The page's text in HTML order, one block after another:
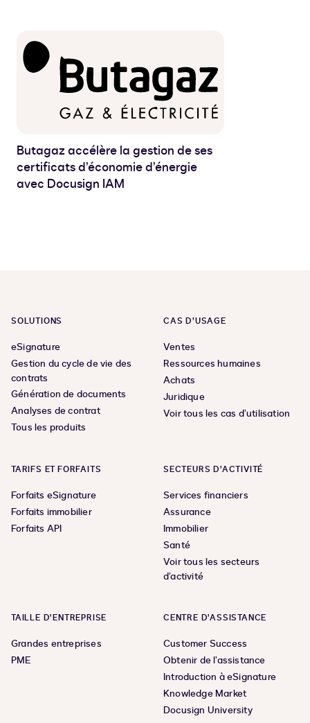
Butagaz accélère la gestion de ses
certificats d’économie d’énergie
avec Docusign IAM
SOLUTIONS
eSignature
Gestion du cycle de vie des
contrats
Génération de documents
Analyses de contrat
Tous les produits
CAS D’USAGE
Ventes
Ressources humaines
Achats
Juridique
Voir tous les cas d’utilisation
TARIFS ET FORFAITS
Forfaits eSignature
Forfaits immobilier
Forfaits API
SECTEURS D’ACTIVITÉ
Services financiers
Assurance
Immobilier
Santé
Voir tous les secteurs
d’activité
TAILLE D’ENTREPRISE
Grandes entreprises
PME
CENTRE D’ASSISTANCE
Customer Success
Obtenir de l’assistance
Introduction à eSignature
Knowledge Market
Docusign University